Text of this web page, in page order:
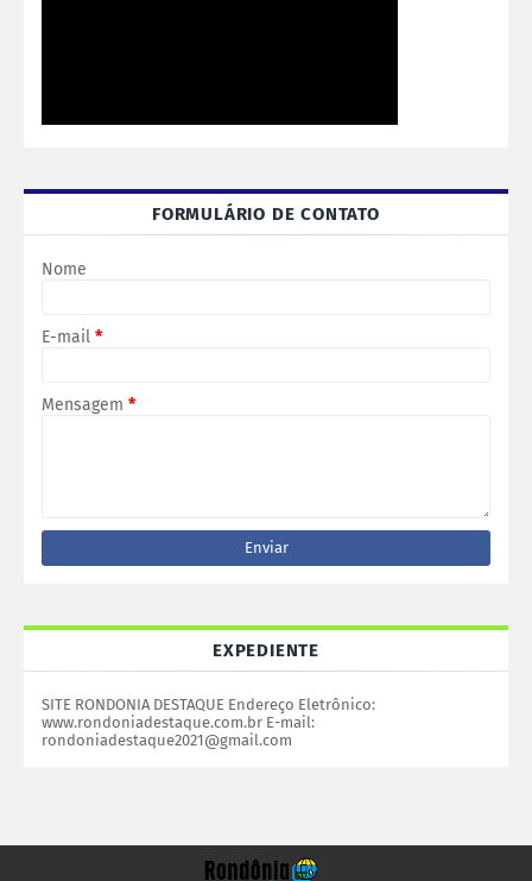
FORMULÁRIO DE CONTATO
Nome
E-mail *
Mensagem *
EXPEDIENTE
SITE RONDONIA DESTAQUE Endereço Eletrônico:
www.rondoniadestaque.com.br E-mail:
rondoniadestaque2021@gmail.com